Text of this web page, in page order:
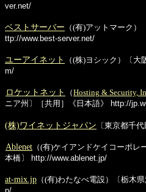
ver.net/
ベストサーバー （(有)アットマーク）
ttp://www.best-server.net/
ユーアイネット （(株)ヨシック）〔大
m/
ロケットネット （Hosting & Security,
ニア州〕［共用］《日本語》
http://
(株)ワイネットジャパン 〔東京都千
Ablenet （(有)ケイアンドケイコーポレ
本橋〕
http://www.ablenet.jp/
at-mix.jp （(有)わたなべ電設）〔栃木